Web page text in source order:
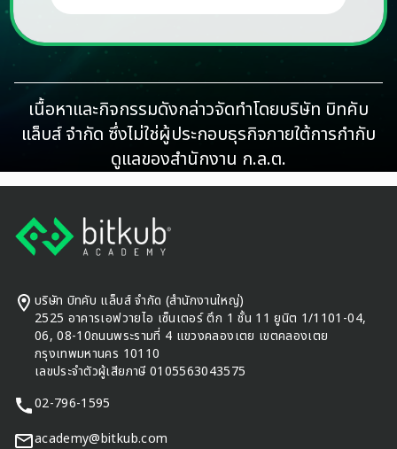
เนื้อหาและกิจกรรมดังกล่าวจัดทำโดยบริษัท บิทคับ
แล็บส์ จำกัด ซึ่งไม่ใช่ผู้ประกอบธุรกิจภายใต้การกำกับ
ดูแลของสำนักงาน ก.ล.ต.
บริษัท บิทคับ แล็บส์ จำกัด (สำนักงานใหญ่)
2525 อาคารเอฟวายไอ เซ็นเตอร์ ตึก 1 ชั้น 11 ยูนิต 1/1101-04,
06, 08-10ถนนพระรามที่ 4 แขวงคลองเตย เขตคลองเตย
กรุงเทพมหานคร 10110
เลขประจำตัวผู้เสียภาษี 0105563043575
02-796-1595
academy@bitkub.com